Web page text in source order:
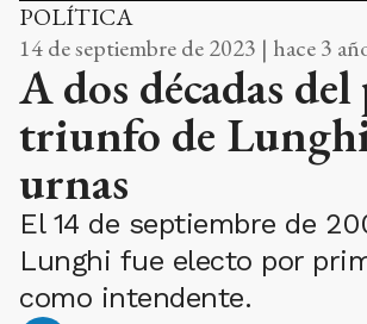
POLÍTICA
14 de septiembre de 2023 | hace 3
A dos décadas
triunfo de
urnas
El 14 de septiembre de
Lunghi fue electo por
como intendente.